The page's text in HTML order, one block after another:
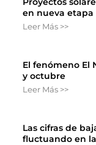
en nueva etapa
Leer Más >>
El fenómeno El
y octubre
Leer Más >>
Las cifras de
fluctuando en